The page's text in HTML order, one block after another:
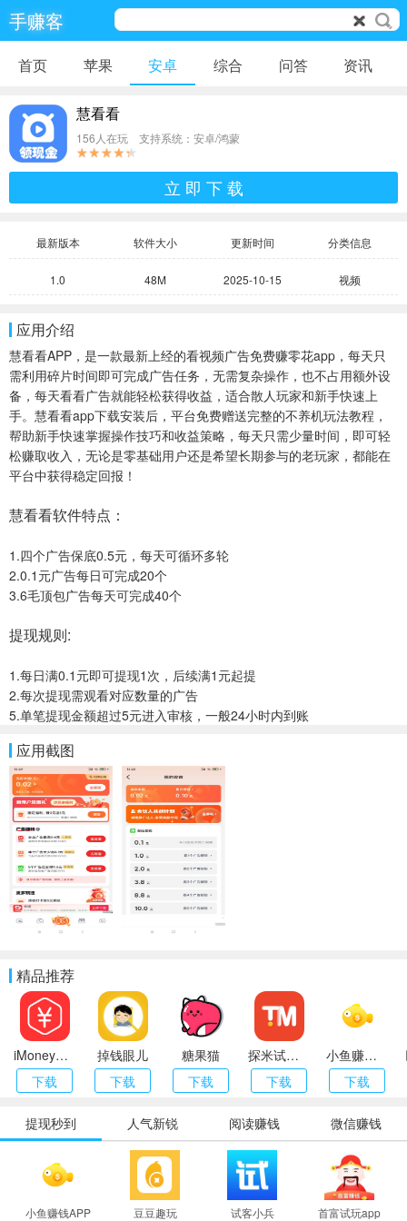
手赚客
首页 苹果 安卓 综合 问答 资讯
慧看看
156人在玩 支持系统：安卓/鸿蒙
立 即 下 载
最新版本 软件大小 更新时间 分类信息
1.0 48M 2025-10-15 视频
应用介绍
慧看看APP，是一款最新上经的看视频广告免费赚零花app，每天只
需利用碎片时间即可完成广告任务，无需复杂操作，也不占用额外设
备，每天看看广告就能轻松获得收益，适合散人玩家和新手快速上
手。慧看看app下载安装后，平台免费赠送完整的不养机玩法教程，
帮助新手快速掌握操作技巧和收益策略，每天只需少量时间，即可轻
松赚取收入，无论是零基础用户还是希望长期参与的老玩家，都能在
平台中获得稳定回报！
慧看看软件特点：
1.四个广告保底0.5元，每天可循环多轮
2.0.1元广告每日可完成20个
3.6毛顶包广告每天可完成40个
提现规则:
1.每日满0.1元即可提现1次，后续满1元起提
2.每次提现需观看对应数量的广告
5.单笔提现金额超过5元进入审核，一般24小时内到账
应用截图
精品推荐
iMoney（爱盈利）
下载
掉钱眼儿
下载
糖果猫
下载
探米试玩app
下载
小鱼赚钱APP
下载
提现秒到 人气新锐 阅读赚钱 微信赚钱
小鱼赚钱APP 豆豆趣玩 试客小兵 首富试玩app